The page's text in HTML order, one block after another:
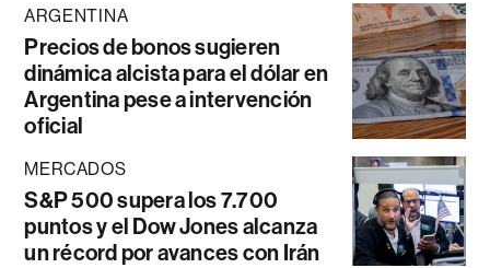
ARGENTINA
Precios de bonos sugieren
dinámica alcista para el dólar en
Argentina pese a intervención
oficial
MERCADOS
S&P 500 supera los 7.700
puntos y el Dow Jones alcanza
un récord por avances con Irán